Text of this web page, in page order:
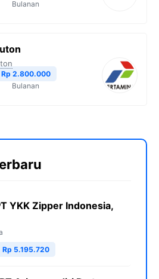
Bulanan
Rp 2.800.000
Bulanan
YKK Zipper Indonesia,
Rp 5.195.720